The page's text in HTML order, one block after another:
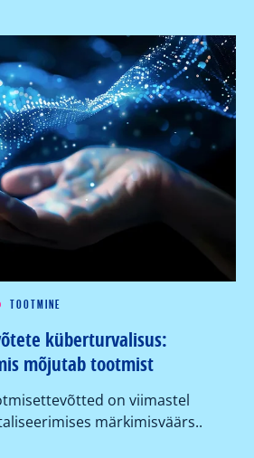
TOOTMINE
küberturvalisus:
mõjutab tootmist
on viimastel
märkimisväärs..